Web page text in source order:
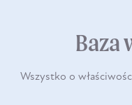
Baza
Wszystko o